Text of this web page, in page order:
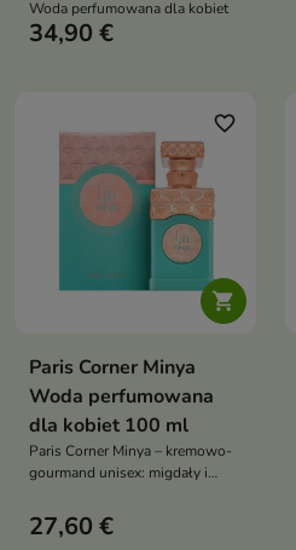
Woda perfumowana dla kobiet
34,90 €

favorite_border
Paris Corner Minya
Woda perfumowana
dla kobiet 100 ml
Paris Corner Minya – kremowo-
gourmand unisex: migdały i
heliotropem na drzewie
kaszmirowym, a w bazie karmel,
27,60 €